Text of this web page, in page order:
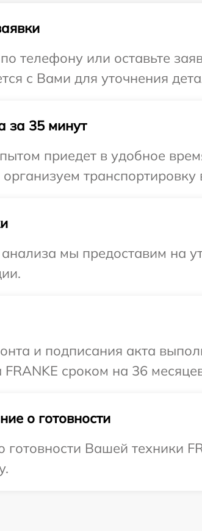
телефону или оставьте
с Вами для уточнения
за 35 минут
приедет в удобное
мы предоставим на
и подписания акта
FRANKE сроком на 36
о готовности
Вашей техники